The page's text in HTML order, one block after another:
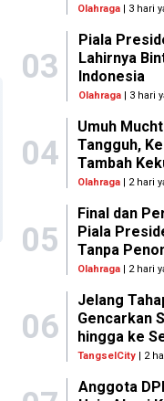
Olahraga | 3 hari
03
Piala
Lahirnya
Indonesia
Olahraga| 3 hari
04
Umuh
Tangguh,
Tambah
Olahraga | 2 hari
05
Final dan
Piala
Tanpa
Olahraga | 2 hari
06
Jelang
Gencarkan
hingga ke
TangselCity | 2
Anggota